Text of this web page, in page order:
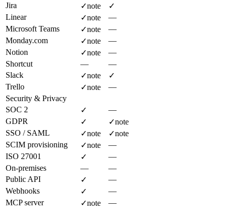
Jira
✓note
✓
Linear
✓note
—
Microsoft Teams
✓note
—
Monday.com
✓note
—
Notion
✓note
—
Shortcut
—
—
Slack
✓note
✓
Trello
✓note
—
Security & Privacy
SOC 2
✓
—
GDPR
✓ ✓note
SSO / SAML
✓note ✓note
SCIM provisioning
✓note
—
ISO 27001
✓
—
On-premises
—
—
Public API
✓
—
Webhooks
✓
—
MCP server
✓note —